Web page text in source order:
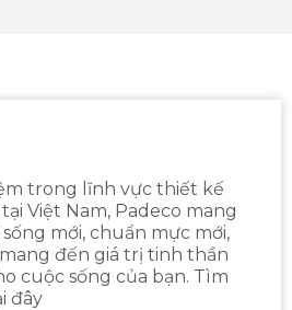
trong lĩnh vực thiết kế
Việt Nam, Padeco mang
mới, chuẩn mực mới,
đến giá trị tinh thần
cuộc sống của bạn. Tìm
đây